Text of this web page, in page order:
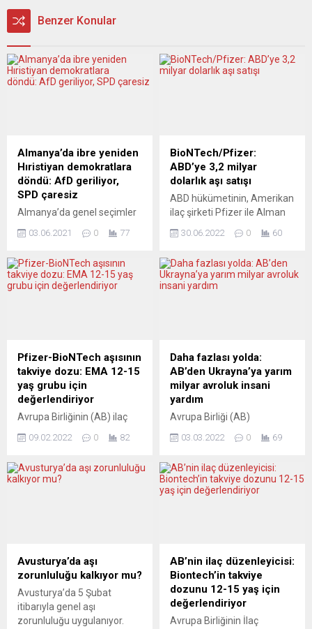
Benzer Konular
Almanya’da ibre yeniden
Hıristiyan demokratlara
döndü: AfD geriliyor,
SPD çaresiz
Almanya’da genel seçimler
yaklaşırken son yapılan
anket, Hıristiyan Birlik
yeniden Yeşiller’in önüne
geçtiğini gösteriyor.
Avusturya’daki hükümet
biçiminin, Federal Almanya
çapında yinelebileceği
yolundaki beklenti, gücünü
koruyor. Yeşiller ile Hıristiyan
demokratlar arasındaki
çekişmenin, bu iki siyasal
03.06.2021 0 77
BioNTech/Pfizer:
ABD’ye 3,2 milyar
dolarlık aşı satışı
ABD hükümetinin, Amerikan
ilaç şirketi Pfizer ile Alman
biyoteknoloji firması
BioNTech’in geliştirdiği yeni
aşısından 105 milyon doz
satın aldığı bildirildi. Pfizer
105 milyon doz Covid-19
aşısı tedariki için bir anlaşma
imzalandığı belirtildi.
Açıklamaya...
30.06.2022 0 60
Pfizer-BioNTech aşısının
takviye dozu: EMA 12-15
yaş grubu için
değerlendiriyor
Avrupa Birliğinin (AB) ilaç
Kurumu (EMA), Pfizer-
19’a karşı geliştirilen aşının
takviye dozunun 12-15 yaş
AB ülkelerinde 12-15 yaş
grubunda kullanılması için
şirketin yaptığı başvurunun
değerlendirmeye alındığı
bildirildi. 16-17 yaş grubuna
takviye doz uygulanması
09.02.2022 0 82
Daha fazlası yolda:
AB’den Ukrayna’ya yarım
milyar avroluk insani
yardım
Avrupa Birliği (AB)
von der Leyen, Rusya ile
milyon avroluk insani yardım
yapacaklarını açıkladı. Yarım
Cumhurbaşkanı Klaus
Iohannis ile düzenlediği
ortak basın toplantısında
konuştu. Ukrayna halkını
desteklemeye devam
edeceklerini belirten von...
03.03.2022 0 69
Avusturya’da aşı
zorunluluğu kalkıyor mu?
Avusturya’da 5 Şubat
itibarıyla genel aşı
zorunluluğu uygulanıyor.
AB’nin ilaç düzenleyicisi:
Biontech’in takviye
dozunu 12-15 yaş için
değerlendiriyor
Avrupa Birliğinin İlaç